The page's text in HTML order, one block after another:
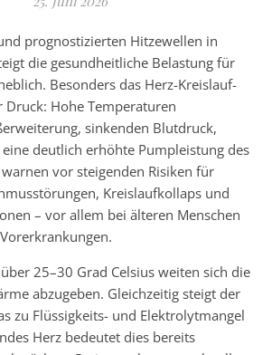
prognostizierten Hitzewellen in
die gesundheitliche Belastung für
Besonders das Herz-Kreislauf-
Druck: Hohe Temperaturen
sinkenden Blutdruck,
deutlich erhöhte Pumpleistung des
vor steigenden Risiken für
Kreislaufkollaps und
– vor allem bei älteren Menschen
25–30 Grad Celsius weiten sich die
abzugeben. Gleichzeitig steigt der
zu Flüssigkeits- und Elektrolytmangel
Herz bedeutet dies bereits